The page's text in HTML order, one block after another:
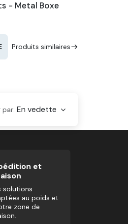
- Metal Boxe
Produits similaires
par: En vedette
et
solutions
au poids et
zone de